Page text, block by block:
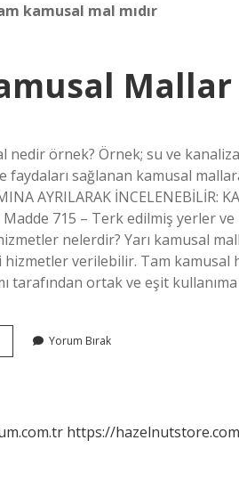
kamusal mal mıdır
nedir örnek? Örnek; su ve
faydaları sağlanan kamusal
AYRILARAK İNCELENEBİLİR:
715 – Terk edilmiş yerler
nelerdir? Yarı kamusal
verilebilir. Tam kamusal
tarafından ortak ve eşit
Yorum Bırak
https://